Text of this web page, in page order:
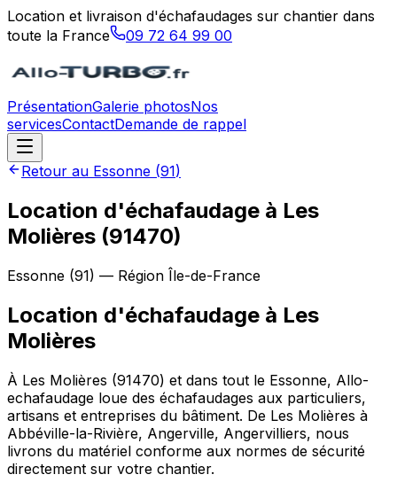
Location et livraison d'échafaudages sur chantier dans
toute la France
09 72 64 99 00
PrésentationGalerie photosNos
servicesContactDemande de rappel
Retour au Essonne (91)
Location d'échafaudage à Les
Molières (91470)
Essonne (91) — Région Île-de-France
Location d'échafaudage à Les
Molières
À Les Molières (91470) et dans tout le Essonne, Allo-
echafaudage loue des échafaudages aux particuliers,
artisans et entreprises du bâtiment. De Les Molières à
Abbéville-la-Rivière, Angerville, Angervilliers, nous
livrons du matériel conforme aux normes de sécurité
directement sur votre chantier.